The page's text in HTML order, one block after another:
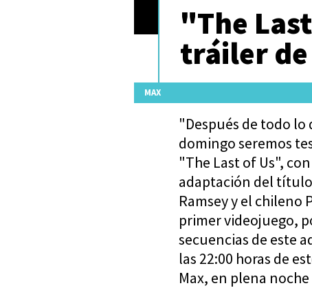
"The
tráiler
MAX
"Después de todo lo
domingo seremos
"The Last of Us",
adaptación del
Ramsey y el chileno
primer videojuego,
secuencias de este
las 22:00 horas de
Max, en plena